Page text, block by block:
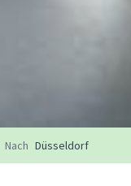
Nach Düsseldorf